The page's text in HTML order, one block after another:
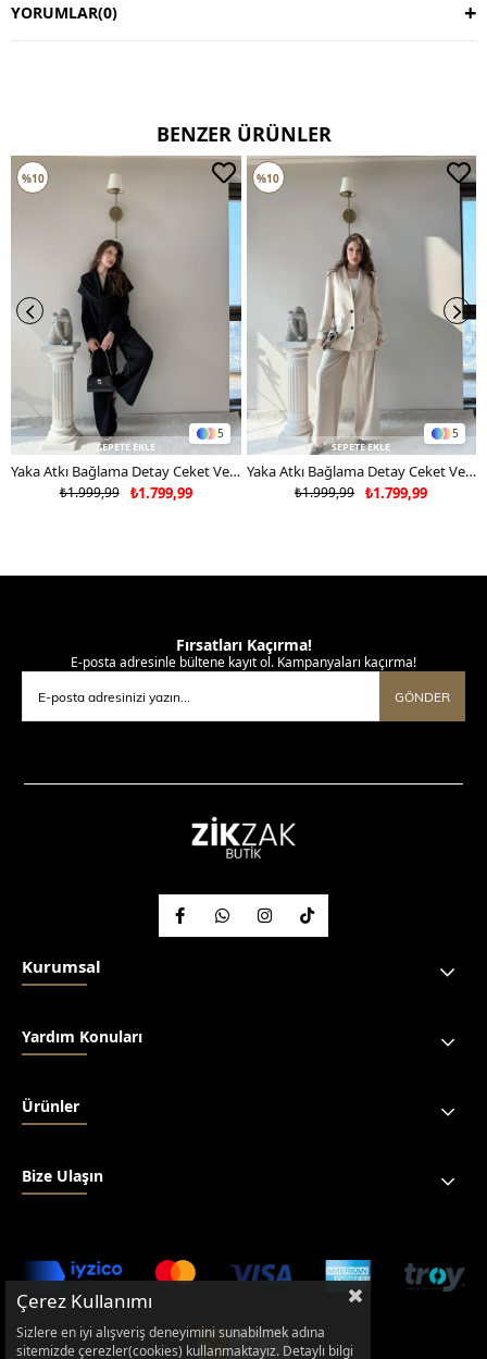
YORUMLAR(0)
BENZER ÜRÜNLER
5
SEPETE EKLE
Yaka Atkı Bağlama Detay Ceket Ve Pantolonlu Double Kumaş İkili Takım Siyah 2117
₺1.799,99
₺1.999,99
%10
5
SEPETE EKLE
Yaka Atkı Bağlama Detay Ceket Ve Pantolonlu Double Kumaş İkili Takım Bej 2117
₺1.799,99
₺1.999,99
%10
Fırsatları Kaçırma!
E-posta adresinle bültene kayıt ol. Kampanyaları kaçırma!
GÖNDER
Kurumsal
Yardım Konuları
Ürünler
Bize Ulaşın
Çerez Kullanımı
Sizlere en iyi alışveriş deneyimini sunabilmek adına
sitemizde çerezler(cookies) kullanmaktayız. Detaylı bilgi